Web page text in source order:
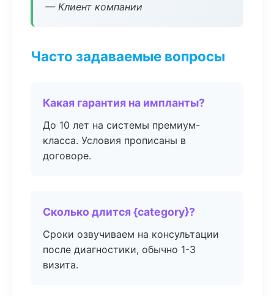
— Клиент компании
Часто задаваемые вопросы
Какая гарантия на импланты?
До 10 лет на системы премиум-
класса. Условия прописаны в
договоре.
Сколько длится {category}?
Сроки озвучиваем на консультации
после диагностики, обычно 1-3
визита.